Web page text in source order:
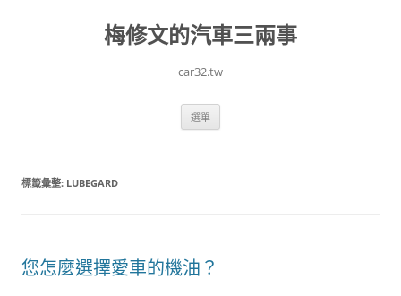
梅修文的汽車三兩事
car32.tw
選單
標籤彙整: LUBEGARD
您怎麼選擇愛車的機油？